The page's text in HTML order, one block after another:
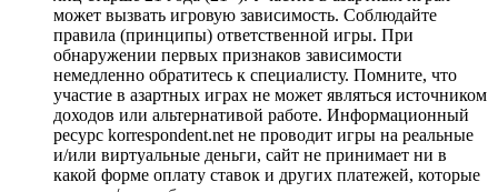
может вызвать игровую зависимость. Соблюдайте
правила (принципы) ответственной игры. При
обнаружении первых признаков зависимости
немедленно обратитесь к специалисту. Помните, что
участие в азартных играх не может являться источником
доходов или альтернативой работе. Информационный
ресурс korrespondent.net не проводит игры на реальные
и/или виртуальные деньги, сайт не принимает ни в
какой форме оплату ставок и других платежей, которые